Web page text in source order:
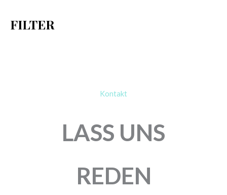
FILTER
Kontakt
LASS UNS
REDEN